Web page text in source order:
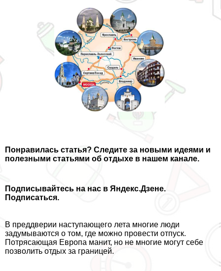
Понравилась статья? Следите за новыми идеями и
полезными статьями об отдыхе в нашем канале.
Подписывайтесь на нас в Яндекс.Дзене.
Подписаться.
В преддверии наступающего лета многие люди
задумываются о том, где можно провести отпуск.
Потрясающая Европа манит, но не многие могут себе
позволить отдых за границей.